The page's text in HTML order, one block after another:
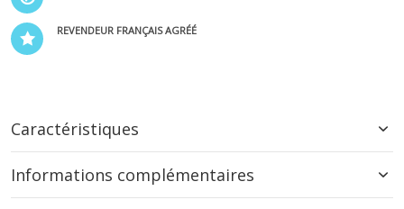
REVENDEUR FRANÇAIS AGRÉÉ
Caractéristiques
Informations complémentaires